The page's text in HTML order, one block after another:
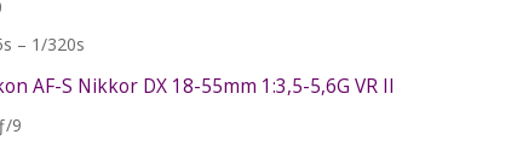
– 1/320s
AF-S Nikkor DX 18-55mm 1:3,5-5,6G VR II
9